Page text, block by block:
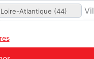
Loire-Atlantique (44)